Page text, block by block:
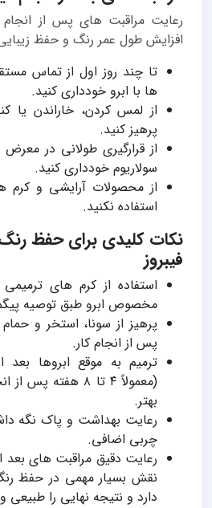
رعایت مراقبت های پس از انجام
افزایش طول عمر رنگ و حفظ
تا چند روز اول از تماس
ها با ابرو خودداری کنید.
از لمس کردن، خاراندن یا
پرهیز کنید.
از قرارگیری طولانی در
سولاریوم خودداری کنید.
از محصولات آرایشی و کرم
استفاده نکنید.
نکات کلیدی برای حفظ
فیبروز
استفاده از کرم های
مخصوص ابرو طبق توصیه
پرهیز از سونا، استخر و
پس از انجام کار.
ترمیم به موقع ابروها
(معمولاً ۴ تا ۸ هفته
بهتر.
رعایت بهداشت و پاک نگه
چربی اضافی.
رعایت دقیق مراقبت های بعد
نقش بسیار مهمی در حفظ
دارد و نتیجه نهایی را طبیعی